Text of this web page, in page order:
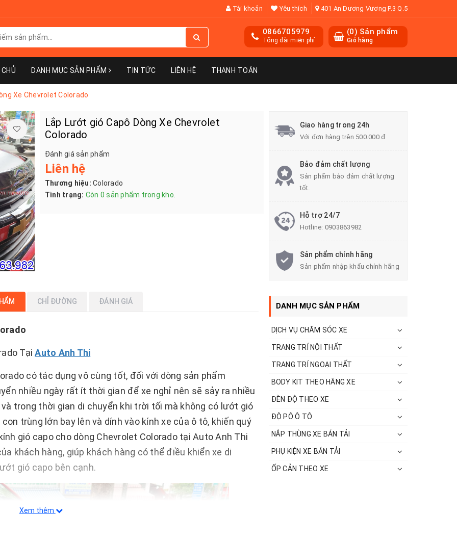
Tài khoản Yêu thích 401 An Dương Vương P.3 Q.5
(0) Sản phẩm
Giỏ hàng
0866705979
Tổng đài miễn phí
DANH MỤC SẢN PHẨM TIN TỨC LIÊN HỆ THANH TOÁN
Xe Chevrolet Colorado
Lắp Lướt gió Capô Dòng Xe Chevrolet
Colorado
Đánh giá sản phẩm
Liên hệ
Thương hiệu: Colorado
Tình trạng: Còn 0 sản phẩm trong kho.
CHỈ ĐƯỜNG ĐÁNH GIÁ
TạiAuto Anh Thi
có tác dụng vô cùng tốt, đối với dòng sản phẩm
nhiều ngày rất ít thời gian để xe nghỉ nên sẽ sảy ra nhiều
trong thời gian di chuyển khi trời tối mà không có lướt gió
trùng lớn bay lên và dính vào kính xe của ô tô, khiến quý
gió capo cho dòng Chevrolet Colorado tại Auto Anh Thi
khách hàng, giúp khách hàng có thể điều khiển xe di
gió capo bên cạnh.
Xem thêm
Giao hàng trong 24h
Với đơn hàng trên 500.000 đ
Bảo đảm chất lượng
Sản phẩm bảo đảm chất lượng
tốt.
Hỗ trợ 24/7
Hotline: 0903863982
Sản phẩm chính hãng
Sản phẩm nhập khẩu chính hãng
DANH MỤC SẢN PHẨM
DỊCH VỤ CHĂM SÓC XE
TRANG TRÍ NỘI THẤT
TRANG TRÍ NGOẠI THẤT
BODY KIT THEO HÃNG XE
ĐÈN ĐỘ THEO XE
ĐỘ PÔ Ô TÔ
NẮP THÙNG XE BÁN TẢI
PHỤ KIỆN XE BÁN TẢI
ỐP CẢN THEO XE